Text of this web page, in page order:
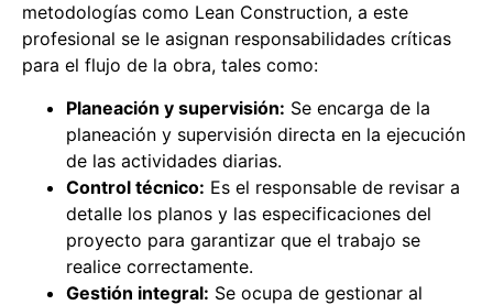
metodologías como Lean Construction, a este
profesional se le asignan responsabilidades críticas
para el flujo de la obra, tales como:
Planeación y supervisión: Se encarga de la
planeación y supervisión directa en la ejecución
de las actividades diarias.
Control técnico: Es el responsable de revisar a
detalle los planos y las especificaciones del
proyecto para garantizar que el trabajo se
realice correctamente.
Gestión integral: Se ocupa de gestionar al